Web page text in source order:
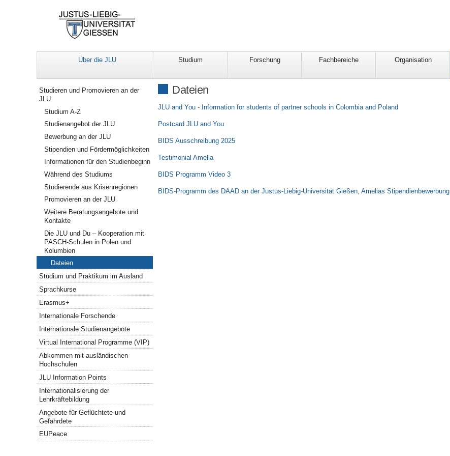
Über die JLU Studium Forschung Fachbereiche Organisation
Dateien
JLU and You - Information for students of partner schools in Colombia and Poland
Postcard JLU and You
BIDS Ausschreibung 2025
Testimonial Amelia
BIDS Programm Video 3
BIDS-Programm des DAAD an der Justus-Liebig-Universität Gießen, Amelias Stipendienbewerbung
Navigation
Studieren und Promovieren an der
JLU
Studium A-Z
Studienangebot der JLU
Bewerbung an der JLU
Stipendien und Fördermöglichkeiten
Informationen für den Studienbeginn
Während des Studiums
Studierende aus Krisenregionen
Promovieren an der JLU
Weitere Beratungsangebote und
Kontakte
Die JLU und Du – Kooperation mit
PASCH-Schulen in Polen und
Kolumbien
Dateien
Studium und Praktikum im Ausland
Sprachkurse
Erasmus+
Internationale Forschende
Internationale Studienangebote
Virtual International Programme (VIP)
Abkommen mit ausländischen
Hochschulen
JLU Information Points
Internationalisierung der
Lehrkräftebildung
Angebote für Geflüchtete und
Gefährdete
EUPeace